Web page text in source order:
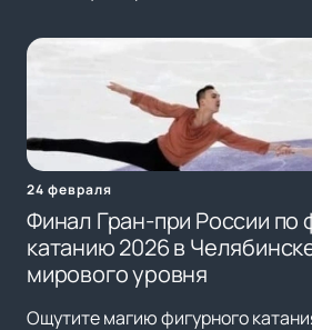
24 февраля
Финал Гран-при России по
катанию 2026 в
мирового уровня
Ощутите магию фигурного